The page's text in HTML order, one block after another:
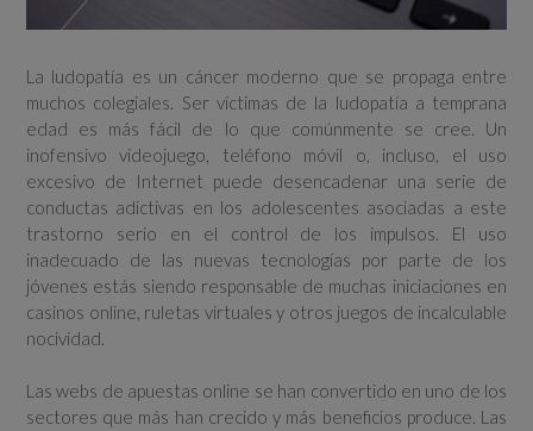
La ludopatía es un cáncer moderno que se propaga entre
muchos colegiales. Ser víctimas de la ludopatía a temprana
edad es más fácil de lo que comúnmente se cree. Un
inofensivo videojuego, teléfono móvil o, incluso, el uso
excesivo de Internet puede desencadenar una serie de
conductas adictivas en los adolescentes asociadas a este
trastorno serio en el control de los impulsos. El uso
inadecuado de las nuevas tecnologías por parte de los
jóvenes estás siendo responsable de muchas iniciaciones en
casinos online, ruletas virtuales y otros juegos de incalculable
nocividad.
Las webs de apuestas online se han convertido en uno de los
sectores que más han crecido y más beneficios produce. Las